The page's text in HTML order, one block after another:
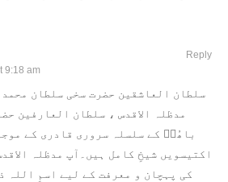
9:18 am
سلطان العاشقین حضرت سخی سلطان
مدظلہ الاقدس ، سلطان العارفین
باھُوؒ کے سلسلہ سروری قادری کے
اکتیسویں شیخِ کامل ہیں۔آپ مدظلہ
کی پہچان و معرفت کے لیے اسمِ اللہ
Reply